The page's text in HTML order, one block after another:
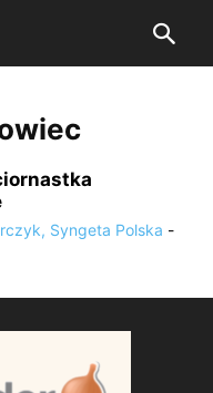
Syngeta Polska -